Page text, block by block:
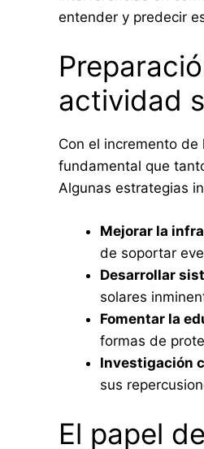
entender y predecir
actividad
Con el incremento
fundamental que
Algunas estrategias
Mejorar la
de soportar
Desarrollar
solares
Fomentar la
formas de
Investigación
sus
El papel